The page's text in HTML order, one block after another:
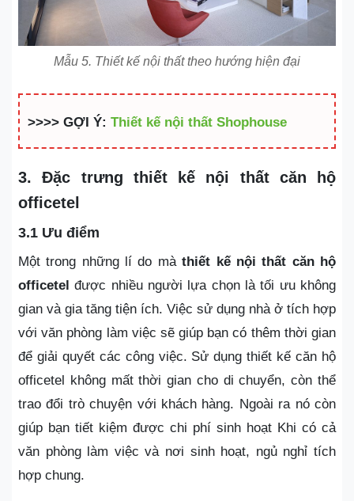
Mẫu 5. Thiết kế nội thất theo hướng hiện đại
>>>> GỢI Ý: Thiết kế nội thất Shophouse
3. Đặc trưng thiết kế nội thất căn hộ
officetel
3.1 Ưu điểm
Một trong những lí do màthiết kế nội thất căn hộ
officetel được nhiều người lựa chọn là tối ưu không
gian và gia tăng tiện ích. Việc sử dụng nhà ở tích hợp
với văn phòng làm việc sẽ giúp bạn có thêm thời gian
để giải quyết các công việc. Sử dụng thiết kế căn hộ
officetel không mất thời gian cho di chuyển, còn thể
trao đổi trò chuyện với khách hàng. Ngoài ra nó còn
giúp bạn tiết kiệm được chi phí sinh hoạt Khi có cả
văn phòng làm việc và nơi sinh hoạt, ngủ nghỉ tích
hợp chung.